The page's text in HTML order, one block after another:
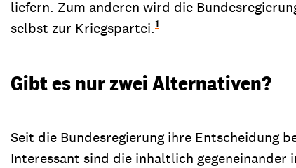
liefern. Zum anderen wird die
selbst zur Kriegspartei.1
Gibt es nur zwei Alternativen?
Seit die Bundesregierung ihre Entscheidung
Interessant sind die inhaltlich gegeneinander